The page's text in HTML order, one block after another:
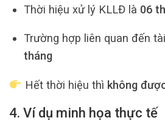
Thời hiệu xử lý KLLĐ là 06
Trường hợp liên quan đến
tháng
Hết thời hiệu thì không
4. Ví dụ minh họa thực tế